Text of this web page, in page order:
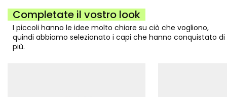
Completate il vostro look
I piccoli hanno le idee molto chiare su ciò che vogliono,
quindi abbiamo selezionato i capi che hanno conquistato di
più.